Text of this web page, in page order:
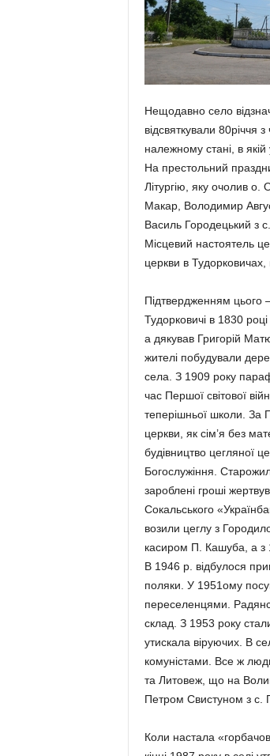
Нещодавно село
відсвяткували
належному стані, в якій
На престольний
Літургію, яку очолив
Макар, Володимир
Василь Городецький з
Місцевий настоятель
церкви в Тудорковичах,
Підтвердженням цього
Тудорковичі в 1830
а дякував Григорій
жителі побудували
села. З 1909 року
час Першої світової
теперішньої школи. За
церкви, як сім’я без
будівництво цегляної
Богослужіння.
зароблені гроші
Сокальського
возили цеглу з
касиром П. Кашуба, а з
В 1946 р. відбулося
поляки. У 1951ому
переселенцями.
склад. З 1953 року
утискала віруючих. В
комуністами. Все ж
та Литовеж, що на
Петром Свистуном з с.
Коли настала